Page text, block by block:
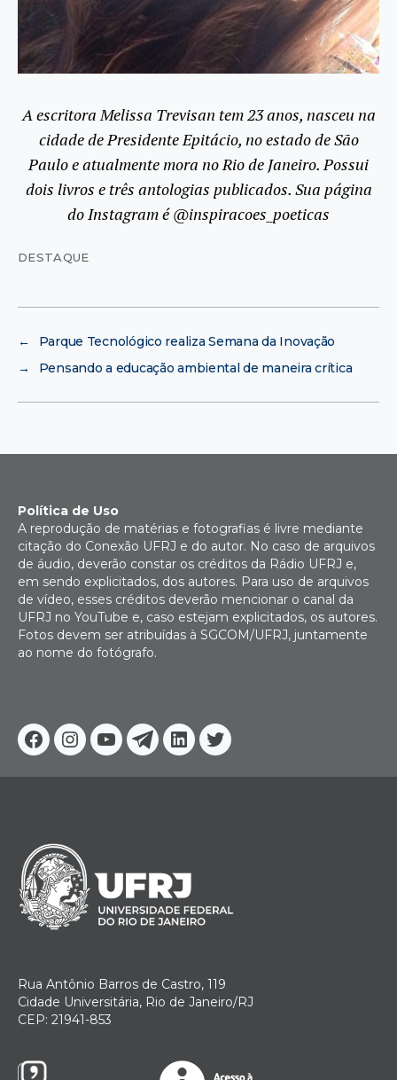
A escritora Melissa Trevisan tem 23 anos, nasceu na
cidade de Presidente Epitácio, no estado de São
Paulo e atualmente mora no Rio de Janeiro. Possui
dois livros e três antologias publicados. Sua página
do Instagram é @inspiracoes_poeticas
DESTAQUE
←
Parque Tecnológico realiza Semana da Inovação
→
Pensando a educação ambiental de maneira crítica
Facebook
Instagram
YoutubeTelegram
Linkedin
Twitter
Política de Uso
A reprodução de matérias e fotografias é livre mediante
citação do Conexão UFRJ e do autor. No caso de arquivos
de áudio, deverão constar os créditos da Rádio UFRJ e,
em sendo explicitados, dos autores. Para uso de arquivos
de vídeo, esses créditos deverão mencionar o canal da
UFRJ no YouTube e, caso estejam explicitados, os autores.
Fotos devem ser atribuídas à SGCOM/UFRJ, juntamente
ao nome do fotógrafo.
Rua Antônio Barros de Castro, 119
Cidade Universitária, Rio de Janeiro/RJ
CEP: 21941-853